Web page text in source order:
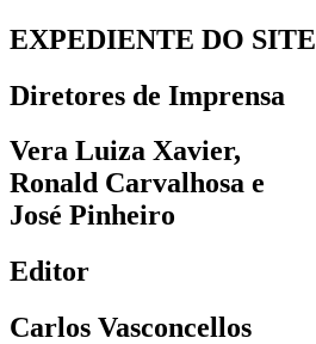
EXPEDIENTE DO SITE
Diretores de Imprensa
Vera Luiza Xavier,
Ronald Carvalhosa e
José Pinheiro
Editor
Carlos Vasconcellos